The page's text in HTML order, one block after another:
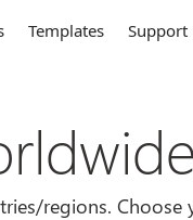
Templates Support
regions. Choose